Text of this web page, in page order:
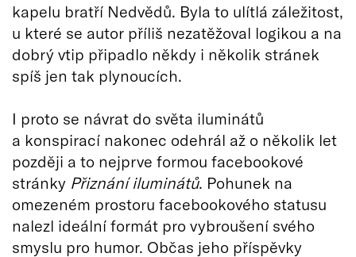
kapelu bratří Nedvědů. Byla to ulítlá záležitost,
u které se autor příliš nezatěžoval logikou a na
dobrý vtip připadlo někdy i několik stránek
spíš jen tak plynoucích.
I proto se návrat do světa iluminátů
a konspirací nakonec odehrál až o několik let
později a to nejprve formou facebookové
stránky Přiznání iluminátů. Pohunek na
omezeném prostoru facebookového statusu
nalezl ideální formát pro vybroušení svého
smyslu pro humor. Občas jeho příspěvky